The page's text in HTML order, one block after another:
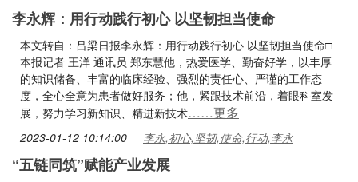
李永辉：用行动践行初心 以坚韧担当使命
本文转自：吕梁日报李永辉：用行动践行初心 以坚韧担当使命□
本报记者 王洋 通讯员 郑东慧他，热爱医学、勤奋好学，以丰厚
的知识储备、丰富的临床经验、强烈的责任心、严谨的工作态
度，全心全意为患者做好服务；他，紧跟技术前沿，着眼科室发
展，努力学习新知识、精进新技术……更多
2023-01-12 10:14:00 李永,初心,坚韧,使命,行动,李永
“五链同筑”赋能产业发展